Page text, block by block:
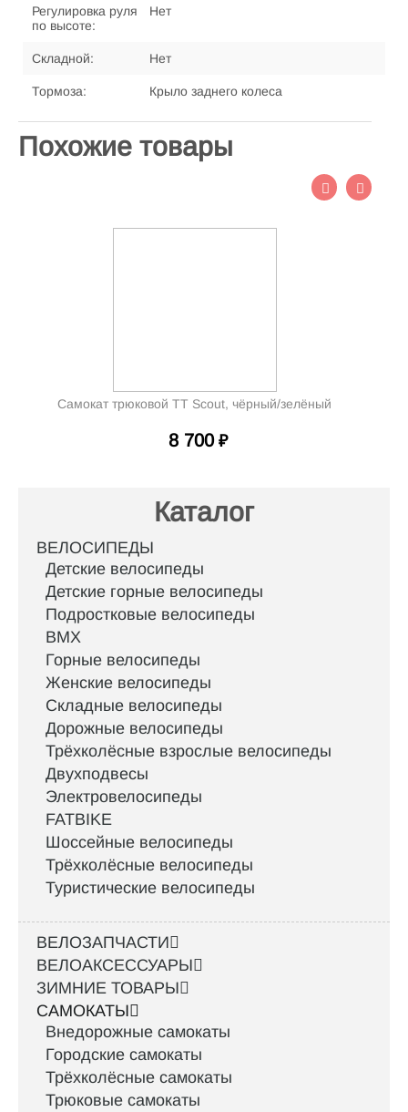
Регулировка руля
по высоте:
Нет
Складной: Нет
Тормоза: Крыло заднего колеса
Похожие товары
Самокат трюковой TT Scout, чёрный/зелёный
8 700 ₽
Каталог
ВЕЛОСИПЕДЫ
Детские велосипеды
Детские горные велосипеды
Подростковые велосипеды
BMX
Горные велосипеды
Женские велосипеды
Складные велосипеды
Дорожные велосипеды
Трёхколёсные взрослые велосипеды
Двухподвесы
Электровелосипеды
FATBIKE
Шоссейные велосипеды
Трёхколёсные велосипеды
Туристические велосипеды
ВЕЛОЗАПЧАСТИ
ВЕЛОАКСЕССУАРЫ
ЗИМНИЕ ТОВАРЫ
САМОКАТЫ
Внедорожные самокаты
Городские самокаты
Трёхколёсные самокаты
Трюковые самокаты